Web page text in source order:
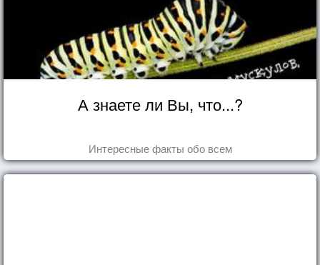
А знаете ли Вы, что...?
Интересные факты обо всем